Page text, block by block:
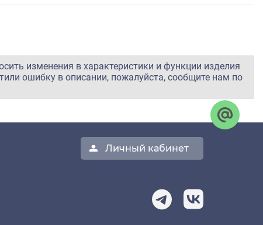
изменения в характеристики и функции изделия
ошибку в описании, пожалуйста, сообщите нам по
Личный кабинет